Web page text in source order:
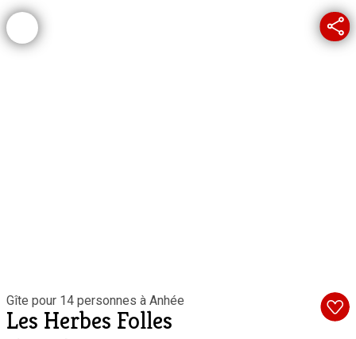
Gîte pour 14 personnes à Anhée
Les Herbes Folles